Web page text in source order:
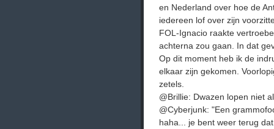
en Nederland over hoe de
iedereen lof over zijn
FOL-Ignacio raakte
achterna zou gaan. In dat
Op dit moment heb ik de
elkaar zijn gekomen.
zetels.
@Brillie: Dwazen lopen niet
@Cyberjunk: "Een
haha... je bent weer terug